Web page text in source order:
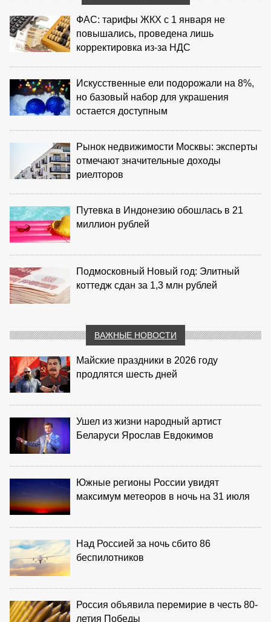
ФАС: тарифы ЖКХ с 1 января не
повышались, проведена лишь
корректировка из‑за НДС
Искусственные ели подорожали на 8%,
но базовый набор для украшения
остается доступным
Рынок недвижимости Москвы: эксперты
отмечают значительные доходы
риелторов
Путевка в Индонезию обошлась в 21
миллион рублей
Подмосковный Новый год: Элитный
коттедж сдан за 1,3 млн рублей
ВАЖНЫЕ НОВОСТИ
Майские праздники в 2026 году
продлятся шесть дней
Ушел из жизни народный артист
Беларуси Ярослав Евдокимов
Южные регионы России увидят
максимум метеоров в ночь на 31 июля
Над Россией за ночь сбито 86
беспилотников
Россия объявила перемирие в честь 80-
летия Победы